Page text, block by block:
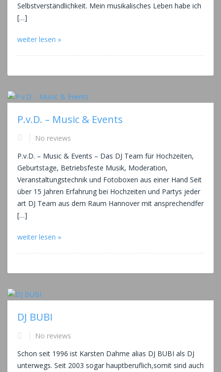
Selbstverständlichkeit. Mein musikalisches Leben habe ich
[…]
weiter lesen »
P.v.D. – Music & Events
No reviews
P.v.D. – Music & Events – Das DJ Team für Hochzeiten,
Geburtstage, Betriebsfeste Musik, Moderation,
Veranstaltungstechnik und Fotoboxen aus einer Hand Seit
über 15 Jahren Erfahrung bei Hochzeiten und Partys jeder
art DJ Team aus dem Raum Hannover mit ansprechendfer
[…]
weiter lesen »
DJ BUBI
No reviews
Schon seit 1996 ist Karsten Dahme alias DJ BUBI als DJ
unterwegs. Seit 2003 sogar hauptberuflich,somit sind auch